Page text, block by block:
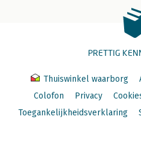
PRETTIG
Thuiswinkel waarborg
Colofon
Privacy
Toegankelijkheidsverklaring